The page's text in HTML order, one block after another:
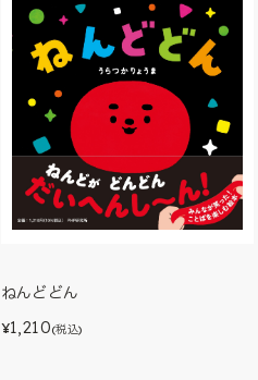
ねんどどん
¥1,210(税込)